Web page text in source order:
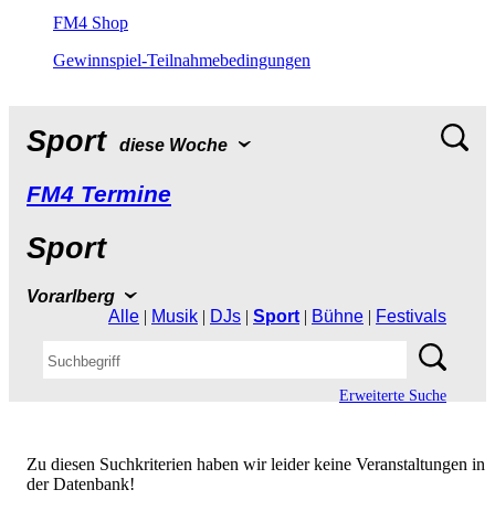
FM4Shop
Gewinnspiel-Teilnahmebedingungen
Sport dieseWoche
FM4Termine
Sport
Vorarlberg
Alle | Musik | DJs | Sport | Bühne | Festivals
ErweiterteSuche
ZudiesenSuchkriterienhabenwirleiderkeineVeranstaltungenin
derDatenbank!